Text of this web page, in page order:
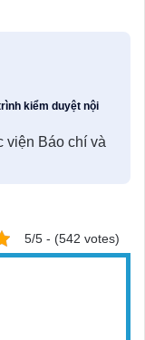
kiểm duyệt nội
viện Báo chí và
5/5 - (542 votes)